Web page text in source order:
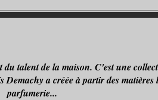
talent de la maison. C'est une
a créée à partir des matières
parfumerie...